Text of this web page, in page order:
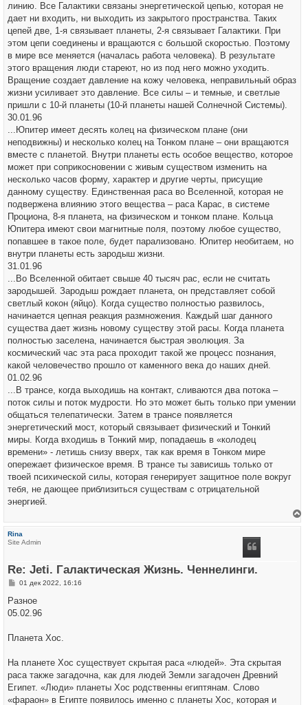
линию. Все Галактики связаны энергетической цепью, которая не
дает ни входить, ни выходить из закрытого пространства. Таких
цепей две, 1-я связывает планеты, 2-я связывает Галактики. При
этом цепи соединены и вращаются с большой скоростью. Поэтому
в мире все меняется (началась работа человека). В результате
этого вращения люди стареют, но из под него можно уходить.
Вращение создает давление на кожу человека, неправильный образ
жизни усиливает это давление. Все силы – и темные, и светлые
пришли с 10-й планеты (10-й планеты нашей Солнечной Системы).
30.01.96
...Юпитер имеет десять колец на физическом плане (они
неподвижны) и несколько колец на Тонком плане – они вращаются
вместе с планетой. Внутри планеты есть особое вещество, которое
может при соприкосновении с живым существом изменить на
несколько часов форму, характер и другие черты, присущие
данному существу. Единственная раса во Вселенной, которая не
подвержена влиянию этого вещества – раса Карас, в системе
Проциона, 8-я планета, на физическом и тонком плане. Кольца
Юпитера имеют свои магнитные поля, поэтому любое существо,
попавшее в такое поле, будет парализовано. Юпитер необитаем, но
внутри планеты есть зародыш жизни.
31.01.96
...Во Вселенной обитает свыше 40 тысяч рас, если не считать
зародышей. Зародыш рождает планета, он представляет собой
светлый кокон (яйцо). Когда существо полностью развилось,
начинается цепная реакция размножения. Каждый шаг данного
существа дает жизнь новому существу этой расы. Когда планета
полностью заселена, начинается быстрая эволюция. За
космический час эта раса проходит такой же процесс познания,
какой человечество прошло от каменного века до наших дней.
01.02.96
...В трансе, когда выходишь на контакт, сливаются два потока –
поток силы и поток мудрости. Но это может быть только при умении
общаться телепатически. Затем в трансе появляется
энергетический мост, который связывает физический и Тонкий
миры. Когда входишь в Тонкий мир, попадаешь в «колодец
времени» - летишь снизу вверх, так как время в Тонком мире
опережает физическое время. В трансе ты зависишь только от
твоей психической силы, которая генерирует защитное поле вокруг
тебя, не дающее приблизиться существам с отрицательной
энергией.
Rina
Site Admin
Re: Jeti. Галактическая Жизнь. Ченнелинги.
С
о
щ
и
01 дек 2022, 16:16
Разное
05.02.96
Планета Хос.
На планете Хос существует скрытая раса «людей». Эта скрытая
раса также загадочна, как для людей Земли загадочен Древний
Египет. «Люди» планеты Хос родственны египтянам. Слово
«фараон» в Египте появилось именно с планеты Хос, которая и